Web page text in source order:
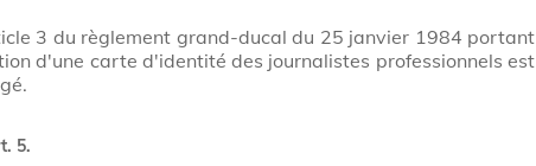
3 du règlement grand-ducal du 25 janvier 1984 portant
d'une carte d'identité des journalistes professionnels est
5.